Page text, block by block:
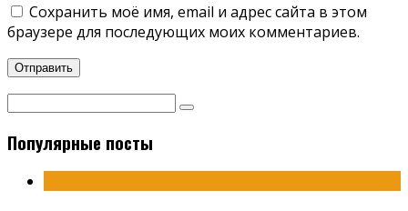
Сохранить моё имя, email и адрес сайта в этом
браузере для последующих моих комментариев.
Популярные посты